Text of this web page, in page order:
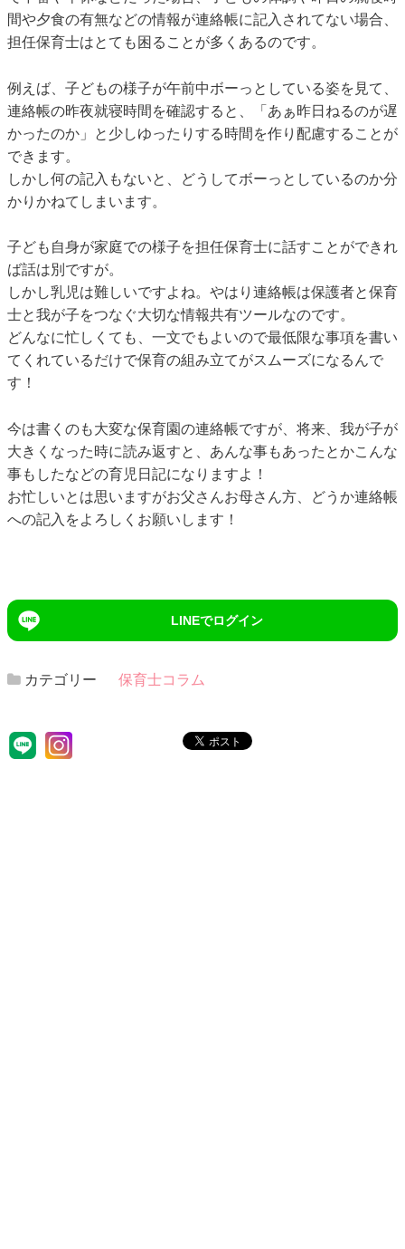
間や夕食の有無などの情報が連絡帳に記入されてない場合、
担任保育士はとても困ることが多くあるのです。
例えば、子どもの様子が午前中ボーっとしている姿を見て、
連絡帳の昨夜就寝時間を確認すると、「あぁ昨日ねるのが遅
かったのか」と少しゆったりする時間を作り配慮することが
できます。
しかし何の記入もないと、どうしてボーっとしているのか分
かりかねてしまいます。
子ども自身が家庭での様子を担任保育士に話すことができれ
ば話は別ですが。
しかし乳児は難しいですよね。やはり連絡帳は保護者と保育
士と我が子をつなぐ大切な情報共有ツールなのです。
どんなに忙しくても、一文でもよいので最低限な事項を書い
てくれているだけで保育の組み立てがスムーズになるんで
す！
今は書くのも大変な保育園の連絡帳ですが、将来、我が子が
大きくなった時に読み返すと、あんな事もあったとかこんな
事もしたなどの育児日記になりますよ！
お忙しいとは思いますがお父さんお母さん方、どうか連絡帳
への記入をよろしくお願いします！
LINEでログイン
カテゴリー 保育士コラム